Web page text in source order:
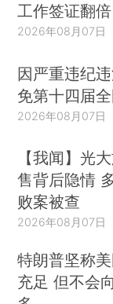
工作签证翻倍
2026年08月07日
因严重违纪
免第十四届
2026年08月07日
【我闻】光
售背后隐情
败案被查
2026年08月07日
特朗普坚称
充足 但不会